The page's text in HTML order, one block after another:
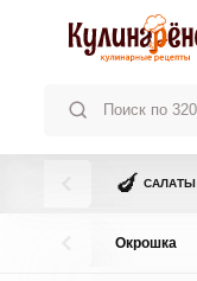
🍆 САЛАТЫ
Окрошка